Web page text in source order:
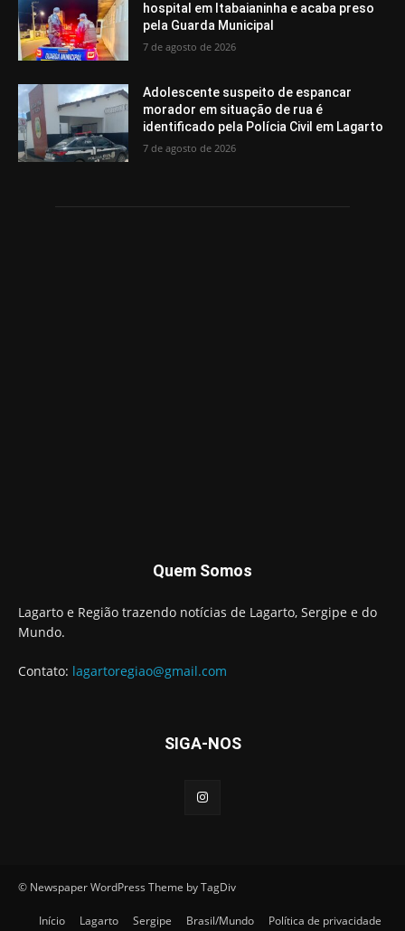
hospital em Itabaianinha e acaba preso
pela Guarda Municipal
7 de agosto de 2026
Adolescente suspeito de espancar
morador em situação de rua é
identificado pela Polícia Civil em Lagarto
7 de agosto de 2026
Quem Somos
Lagarto e Região trazendo notícias de Lagarto, Sergipe e do
Mundo.
Contato: lagartoregiao@gmail.com
SIGA-NOS
© Newspaper WordPress Theme by TagDiv
Início Lagarto Sergipe Brasil/Mundo Política de privacidade